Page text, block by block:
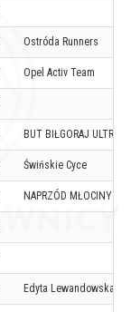
Ostróda Runners
Opel Activ Team
BUT BIŁGORAJ ULTRA
Świńskie Cyce
NAPRZÓD MŁOCINY
Edyta Lewandowska